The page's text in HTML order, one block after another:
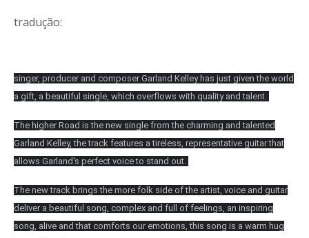
tradução:
singer, producer and composer Garland Kelley has just given the world
a gift, a beautiful single, which overflows with quality and talent.
The higher Road is the new single from the charming and talented
Garland Kelley, the track features a tireless, representative guitar that
allows Garland's perfect voice to stand out.
The new track brings the more folk side of the artist, voice and guitar
deliver a beautiful song, complex and full of feelings, an inspiring
song, alive and that comforts our emotions, this song is a warm hug